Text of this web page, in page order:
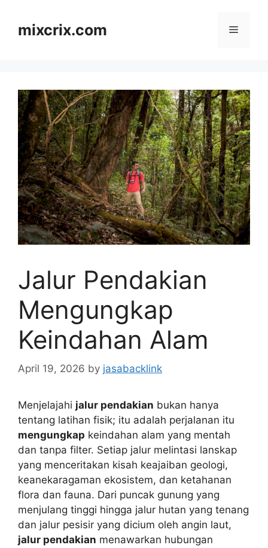
contentmixcrix.com Menu
Jalur Pendakian
Mengungkap
Keindahan Alam
April 19, 2026 by jasabacklink
Menjelajahi jalur pendakian bukan hanya
tentang latihan fisik; itu adalah perjalanan itu
mengungkap keindahan alam yang mentah
dan tanpa filter. Setiap jalur melintasi lanskap
yang menceritakan kisah keajaiban geologi,
keanekaragaman ekosistem, dan ketahanan
flora dan fauna. Dari puncak gunung yang
menjulang tinggi hingga jalur hutan yang tenang
dan jalur pesisir yang dicium oleh angin laut,
jalur pendakian menawarkan hubungan